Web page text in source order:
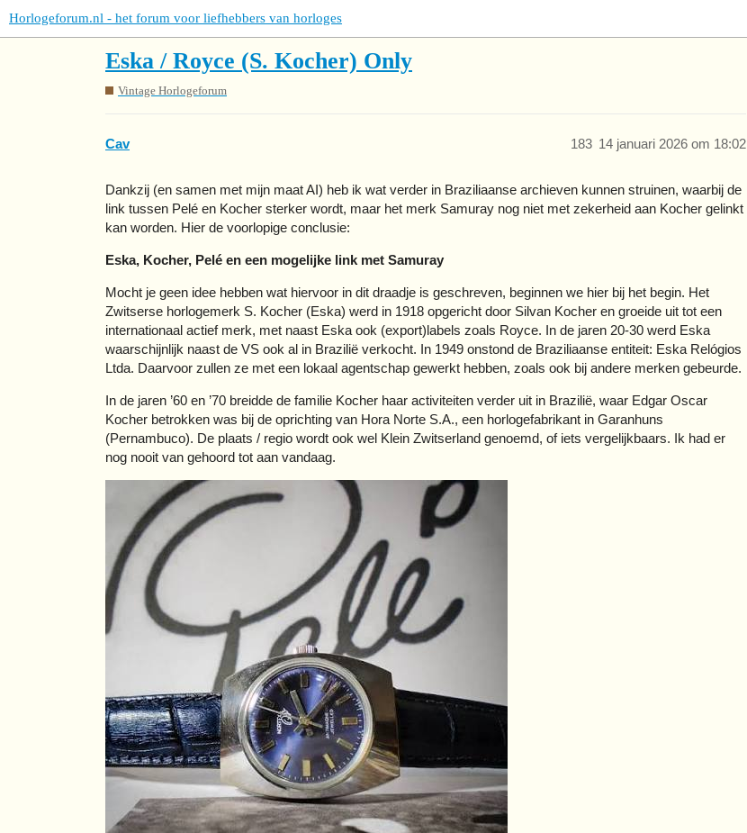
Horlogeforum.nl - het forum voor liefhebbers van horloges
Eska / Royce (S. Kocher) Only
Vintage Horlogeforum
Cav 14 januari 2026 om 18:02
183
Dankzij (en samen met mijn maat AI) heb ik wat verder in Braziliaanse archieven kunnen struinen, waarbij de
link tussen Pelé en Kocher sterker wordt, maar het merk Samuray nog niet met zekerheid aan Kocher gelinkt
kan worden. Hier de voorlopige conclusie:
Eska, Kocher, Pelé en een mogelijke link met Samuray
Mocht je geen idee hebben wat hiervoor in dit draadje is geschreven, beginnen we hier bij het begin. Het
Zwitserse horlogemerk S. Kocher (Eska) werd in 1918 opgericht door Silvan Kocher en groeide uit tot een
internationaal actief merk, met naast Eska ook (export)labels zoals Royce. In de jaren 20-30 werd Eska
waarschijnlijk naast de VS ook al in Brazilië verkocht. In 1949 onstond de Braziliaanse entiteit: Eska Relógios
Ltda. Daarvoor zullen ze met een lokaal agentschap gewerkt hebben, zoals ook bij andere merken gebeurde.
In de jaren ’60 en ’70 breidde de familie Kocher haar activiteiten verder uit in Brazilië, waar Edgar Oscar
Kocher betrokken was bij de oprichting van Hora Norte S.A., een horlogefabrikant in Garanhuns
(Pernambuco). De plaats / regio wordt ook wel Klein Zwitserland genoemd, of iets vergelijkbaars. Ik had er
nog nooit van gehoord tot aan vandaag.